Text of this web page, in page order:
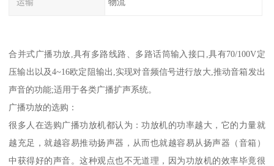
运输 物流
合并式广播功放,具有多路线路、多路话筒输入接口,具有70/100V定
压输出以及4~16欧定阻输出,实现对音频信号进行放大,推动音箱发出
声音的功能;适用于各类广播扩声系统。
广播功放的选购：
很多人在选购广播功放机都认为：功放机的功率越大，它的力量就
越充足，就越容易推动扬声器，从而也就越容易从扬声器（音箱）
中获得好的声音。这种观点也不无道理，因为功放机的效率毕竟很